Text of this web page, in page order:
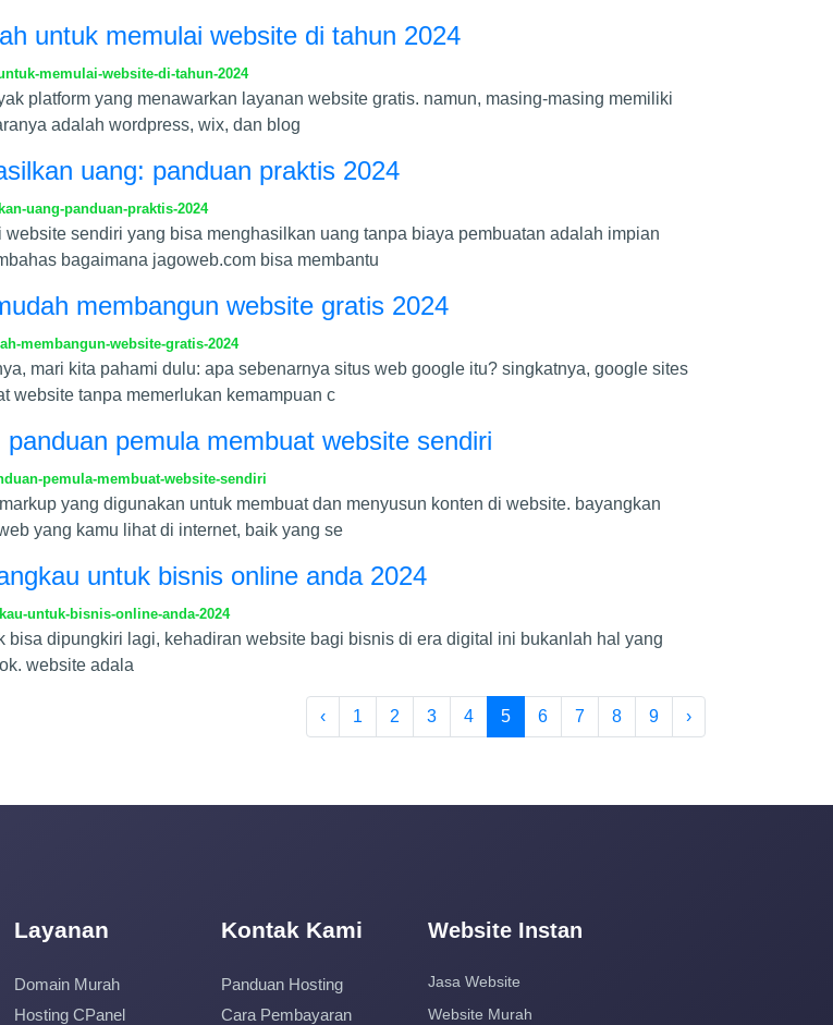
untuk memulai website di tahun 2024
memulai-website-di-tahun-2024
platform yang menawarkan layanan website gratis. namun, masing-masing memiliki
adalah wordpress, wix, dan blog
uang: panduan praktis 2024
uang-panduan-praktis-2024
sendiri yang bisa menghasilkan uang tanpa biaya pembuatan adalah impian
bagaimana jagoweb.com bisa membantu
membangun website gratis 2024
membangun-website-gratis-2024
mari kita pahami dulu: apa sebenarnya situs web google itu? singkatnya, google sites
website tanpa memerlukan kemampuan c
pemula membuat website sendiri
pemula-membuat-website-sendiri
yang digunakan untuk membuat dan menyusun konten di website. bayangkan
yang kamu lihat di internet, baik yang se
untuk bisnis online anda 2024
untuk-bisnis-online-anda-2024
dipungkiri lagi, kehadiran website bagi bisnis di era digital ini bukanlah hal yang
website adala
‹ 1 2 3 4 5 6 7 8 9 ›
Layanan
Domain Murah
Hosting CPanel
Kontak Kami
Panduan Hosting
Cara Pembayaran
Website Instan
Jasa Website
Website Murah